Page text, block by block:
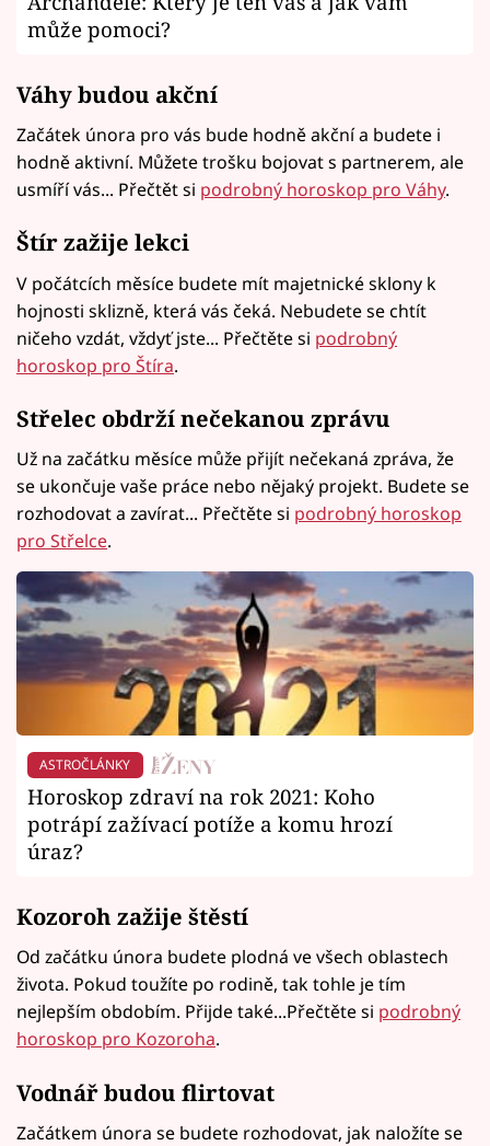
může pomoci?
Váhy budou akční
Začátek února pro vás bude hodně akční a budete i
hodně aktivní. Můžete trošku bojovat s partnerem, ale
usmíří vás... Přečtět si podrobný horoskop pro Váhy.
Štír zažije lekci
V počátcích měsíce budete mít majetnické sklony k
hojnosti sklizně, která vás čeká. Nebudete se chtít
ničeho vzdát, vždyť jste... Přečtěte si podrobný
horoskop pro Štíra.
Střelec obdrží nečekanou zprávu
Už na začátku měsíce může přijít nečekaná zpráva, že
se ukončuje vaše práce nebo nějaký projekt. Budete se
rozhodovat a zavírat... Přečtěte si podrobný horoskop
pro Střelce.
ASTROČLÁNKY
Horoskop zdraví na rok 2021: Koho
potrápí zažívací potíže a komu hrozí
úraz?
Kozoroh zažije štěstí
Od začátku února budete plodná ve všech oblastech
života. Pokud toužíte po rodině, tak tohle je tím
nejlepším obdobím. Přijde také...Přečtěte si podrobný
horoskop pro Kozoroha.
Vodnář budou flirtovat
Začátkem února se budete rozhodovat, jak naložíte se